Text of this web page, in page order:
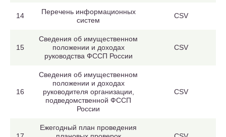
14
Перечень информационных
систем
CSV
15
Сведения об имущественном
положении и доходах
руководства ФССП России
CSV
16
Сведения об имущественном
положении и доходах
руководителя организации,
подведомственной ФССП
России
CSV
Ежегодный план проведения